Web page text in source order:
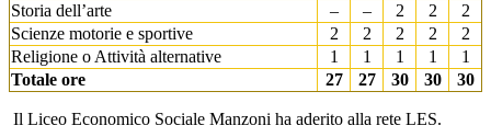
Storia dell’arte
– – 2 2
2
Scienze motorie e sportive
2 2 2 2
2
Religione o Attività alternative
1 1 1 1
1
Totale ore
27 27 30 30 30
Il Liceo Economico Sociale Manzoni ha aderito alla rete LES.